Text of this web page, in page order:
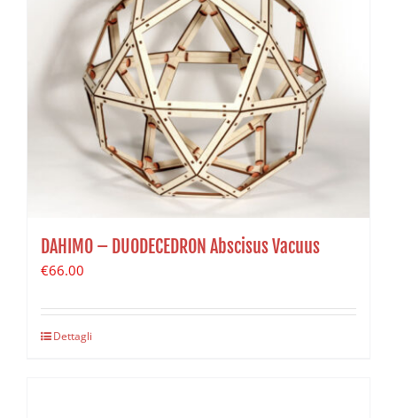
DAHIMO – DUODECEDRON Abscisus Vacuus
€66.00
Dettagli